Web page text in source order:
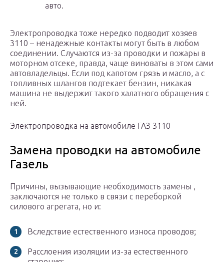
авто.
Электропроводка тоже нередко подводит хозяев
3110 – ненадежные контакты могут быть в любом
соединении. Случаются из-за проводки и пожары в
моторном отсеке, правда, чаще виноваты в этом сами
автовладельцы. Если под капотом грязь и масло, а с
топливных шлангов подтекает бензин, никакая
машина не выдержит такого халатного обращения с
ней.
Электропроводка на автомобиле ГАЗ 3110
Замена проводки на автомобиле
Газель
Причины, вызывающие необходимость замены ,
заключаются не только в связи с переборкой
силового агрегата, но и:
Вследствие естественного износа проводов;
Расслоения изоляции из-за естественного